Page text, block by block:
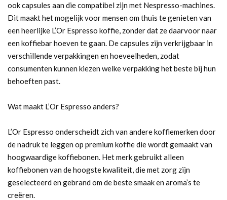
ook capsules aan die compatibel zijn met Nespresso-machines.
Dit maakt het mogelijk voor mensen om thuis te genieten van
een heerlijke L’Or Espresso koffie, zonder dat ze daarvoor naar
een koffiebar hoeven te gaan. De capsules zijn verkrijgbaar in
verschillende verpakkingen en hoeveelheden, zodat
consumenten kunnen kiezen welke verpakking het beste bij hun
behoeften past.
Wat maakt L’Or Espresso anders?
L’Or Espresso onderscheidt zich van andere koffiemerken door
de nadruk te leggen op premium koffie die wordt gemaakt van
hoogwaardige koffiebonen. Het merk gebruikt alleen
koffiebonen van de hoogste kwaliteit, die met zorg zijn
geselecteerd en gebrand om de beste smaak en aroma’s te
creëren.